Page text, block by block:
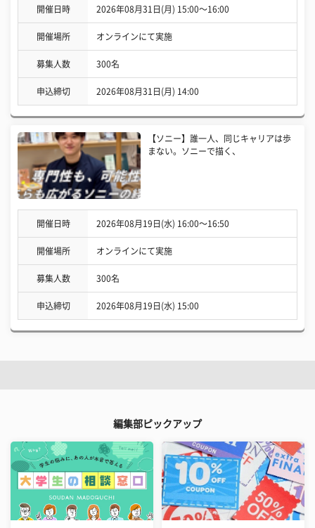
開催日時 2026年08月31日(月) 15:00〜16:00
開催場所 オンラインにて実施
募集人数 300名
申込締切 2026年08月31日(月) 14:00
【ソニー】誰一人、同じキャリアは歩
まない。ソニーで描く、
開催日時 2026年08月19日(水) 16:00〜16:50
開催場所 オンラインにて実施
募集人数 300名
申込締切 2026年08月19日(水) 15:00
編集部ピックアップ